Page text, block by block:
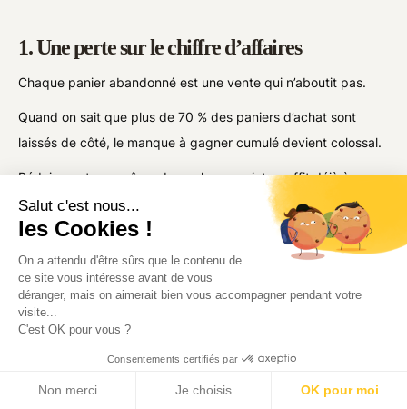
Salut c'est nous...
les Cookies !
On a attendu d'être sûrs que le contenu de
ce site vous intéresse avant de vous
déranger, mais on aimerait bien vous accompagner pendant votre
visite...
C'est OK pour vous ?
Consentements certifiés par
Non merci Je choisis OK pour moi
1. Une perte sur le chiffre d’affaires
Chaque panier abandonné est une vente qui n’aboutit pas.
Quand on sait que plus de 70 % des paniers d’achat sont
laissés de côté, le manque à gagner cumulé devient colossal.
Réduire ce taux, même de quelques points, suffit déjà à
booster significativement le chiffre d’affaires d’une boutique
en ligne.
2. Une rentabilité marketing moindre
Amener un client potentiel sur votre site a un coût : publicité,
SEO, production de contenus, partenariats…
Chaque abandon réduit mécaniquement le ROI de ces
investissements.